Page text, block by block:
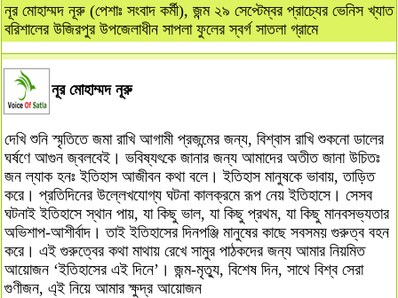
নূর মোহাম্মদ নূরু (পেশাঃ সংবাদ কর্মী), জন্ম ২৯ সেপ্টেম্বর প্রাচ্যের ভেনিস খ্যাত
বরিশালের উজিরপুর উপজেলাধীন সাপলা ফুলের স্বর্গ সাতলা গ্রামে
নূর মোহাম্মদ নূরু
দেখি শুনি স্মৃতিতে জমা রাখি আগামী প্রজন্মের জন্য, বিশ্বাস রাখি শুকনো ডালের
ঘর্ষণে আগুন জ্বলবেই। ভবিষ্যৎকে জানার জন্য আমাদের অতীত জানা উচিতঃ
জন ল্যাক হনঃ ইতিহাস আজীবন কথা বলে। ইতিহাস মানুষকে ভাবায়, তাড়িত
করে। প্রতিদিনের উল্লেখযোগ্য ঘটনা কালক্রমে রূপ নেয় ইতিহাসে। সেসব
ঘটনাই ইতিহাসে স্থান পায়, যা কিছু ভাল, যা কিছু প্রথম, যা কিছু মানবসভ্যতার
অভিশাপ-আশীর্বাদ। তাই ইতিহাসের দিনপঞ্জি মানুষের কাছে সবসময় গুরুত্ব বহন
করে। এই গুরুত্বের কথা মাথায় রেখে সামুর পাঠকদের জন্য আমার নিয়মিত
আয়োজন ‘ইতিহাসের এই দিনে’। জন্ম-মৃত্যু, বিশেষ দিন, সাথে বিশ্ব সেরা
গুণীজন, এ্ই নিয়ে আমার ক্ষুদ্র আয়োজন